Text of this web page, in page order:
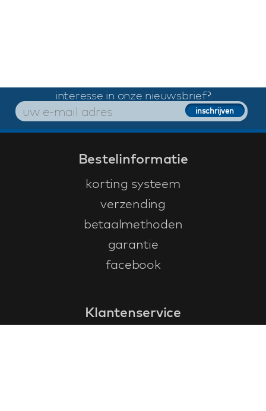
interesse in onze nieuwsbrief?
Bestelinformatie
korting systeem
verzending
betaalmethoden
garantie
facebook
Klantenservice